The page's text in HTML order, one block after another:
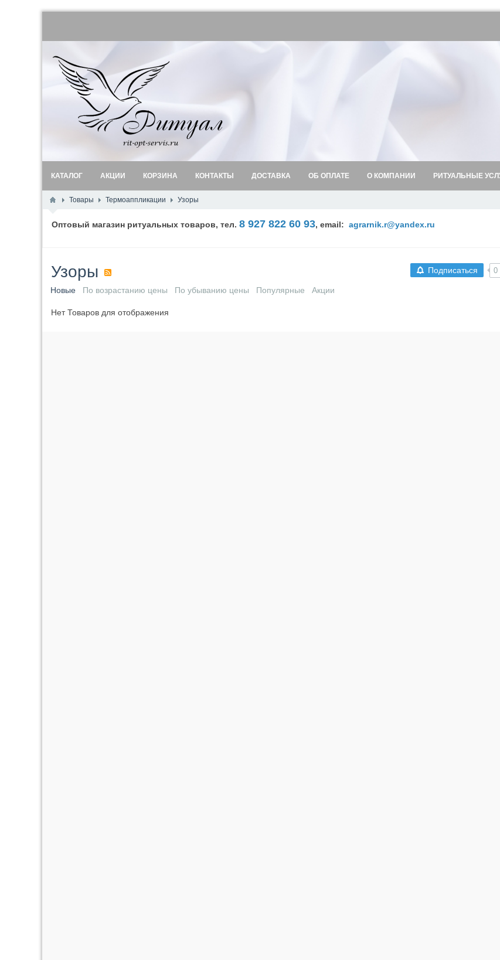
КАТАЛОГ АКЦИИ КОРЗИНА КОНТАКТЫ ДОСТАВКА ОБ ОПЛАТЕ О КОМПАНИИ РИТУАЛЬНЫЕ
Товары Термоаппликации Узоры
Оптовый магазин ритуальных товаров, тел. 8 927 822 60 93, email: agrarnik.r@yandex.ru
Подписаться 0
Узоры
Новые По возрастанию цены По убыванию цены Популярные Акции
Нет Товаров для отображения